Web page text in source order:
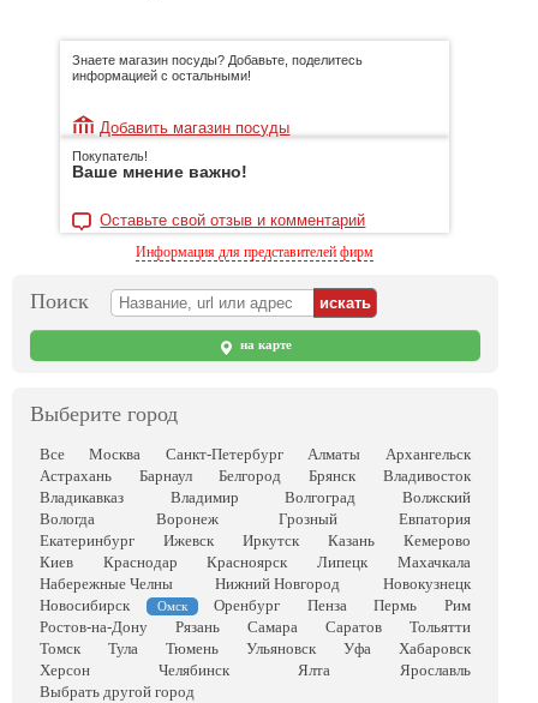
Знаете магазин посуды? Добавьте, поделитесь
информацией с остальными!
Добавить магазин посуды
Покупатель!
Ваше мнение важно!
Оставьте свой отзыв и комментарий
Информация для представителей фирм
Поиск
на карте
Выберите город
Все Москва Санкт-Петербург Алматы
Архангельск
Астрахань
Барнаул Белгород Брянск
Владивосток
Владикавказ
Владимир Волгоград
Волжский
Вологда
Воронеж Грозный
Евпатория
Екатеринбург
Ижевск Иркутск Казань
Кемерово
Киев
Краснодар Красноярск Липецк
Махачкала
Набережные Челны
Нижний Новгород
Новокузнецк
Новосибирск
Омск Оренбург Пенза Пермь
Рим
Ростов-на-Дону
Рязань Самара Саратов
Тольятти
Томск
Тула Тюмень Ульяновск Уфа
Хабаровск
Херсон
Челябинск Ялта
Ярославль
Выбрать другой город